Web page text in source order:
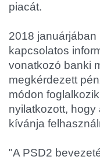
piacát.
2018
kapcsolatos
vonatkozó banki
megkérdezett
módon
nyilatkozott,
kívánja
"A PSD2